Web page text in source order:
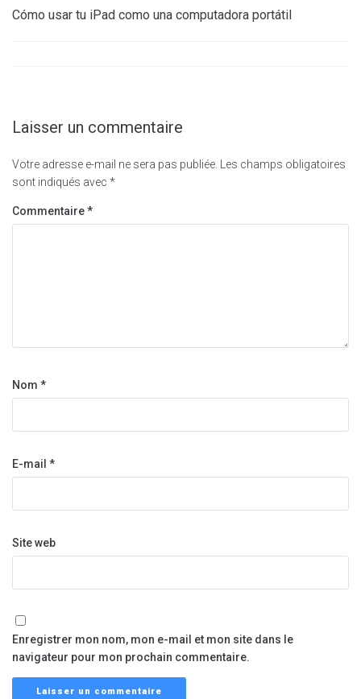
Cómo usar tu iPad como una computadora portátil
Laisser un commentaire
Votre adresse e-mail ne sera pas publiée.
Les champs obligatoires
sont indiqués avec *
Commentaire*
Nom *
E-mail *
Site web
Enregistrer mon nom, mon e-mail et mon site dans le
navigateur pour mon prochain commentaire.